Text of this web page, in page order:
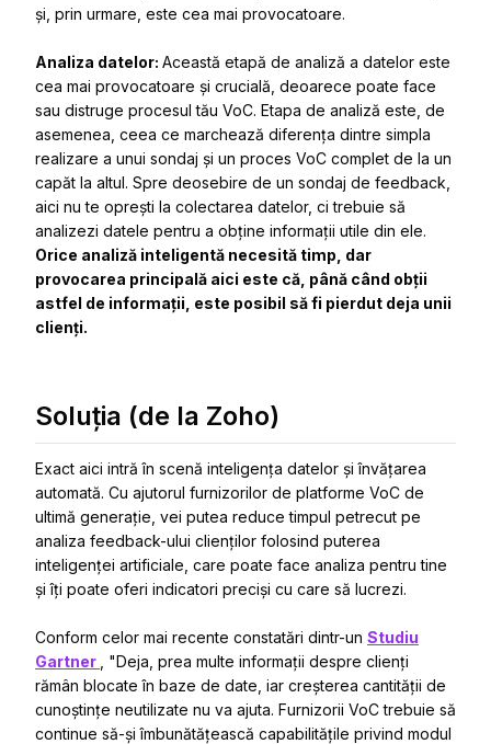
și, prin urmare, este cea mai provocatoare.
Analiza datelor: Această etapă de analiză a datelor este
cea mai provocatoare și crucială, deoarece poate face
sau distruge procesul tău VoC. Etapa de analiză este, de
asemenea, ceea ce marchează diferența dintre simpla
realizare a unui sondaj și un proces VoC complet de la un
capăt la altul. Spre deosebire de un sondaj de feedback,
aici nu te oprești la colectarea datelor, ci trebuie să
analizezi datele pentru a obține informații utile din ele.
Orice analiză inteligentă necesită timp, dar
provocarea principală aici este că, până când obții
astfel de informații, este posibil să fi pierdut deja unii
clienți.
Soluția (de la Zoho)
Exact aici intră în scenă inteligența datelor și învățarea
automată. Cu ajutorul furnizorilor de platforme VoC de
ultimă generație, vei putea reduce timpul petrecut pe
analiza feedback-ului clienților folosind puterea
inteligenței artificiale, care poate face analiza pentru tine
și îți poate oferi indicatori preciși cu care să lucrezi.
Conform celor mai recente constatări dintr-un Studiu
Gartner
, "Deja, prea multe informații despre clienți
rămân blocate în baze de date, iar creșterea cantității de
cunoștințe neutilizate nu va ajuta. Furnizorii VoC trebuie să
continue să-și îmbunătățească capabilitățile privind modul